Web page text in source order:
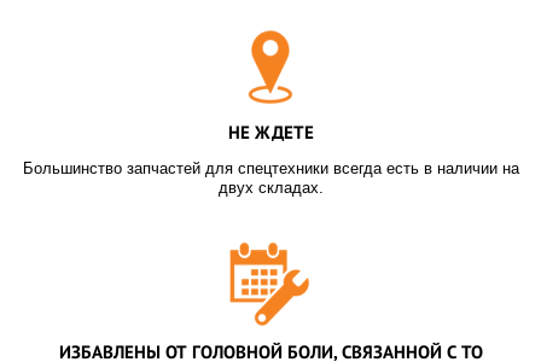
НЕ ЖДЕТЕ
Большинство запчастей для спецтехники всегда есть в наличии на
двух складах.
ИЗБАВЛЕНЫ ОТ ГОЛОВНОЙ БОЛИ, СВЯЗАННОЙ С ТО